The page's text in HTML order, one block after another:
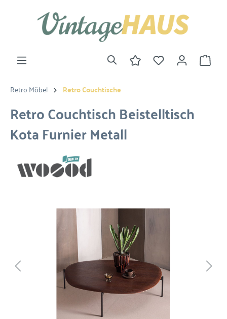
Retro Möbel Retro Couchtische
Retro Couchtisch Beistelltisch
Kota Furnier Metall